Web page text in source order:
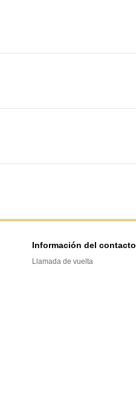
Información del contacto
Llamada de vuelta